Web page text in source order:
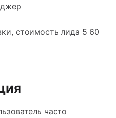
стоимость лида 5 600
часто